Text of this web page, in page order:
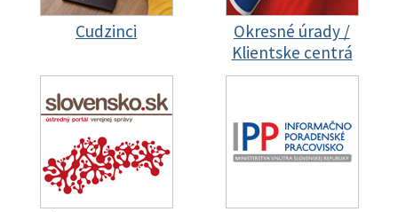
Cudzinci
Okresné úrady /
Klientske centrá